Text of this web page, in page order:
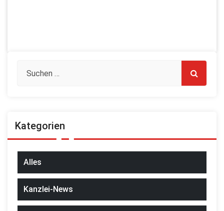
Kategorien
Alles
Kanzlei-News